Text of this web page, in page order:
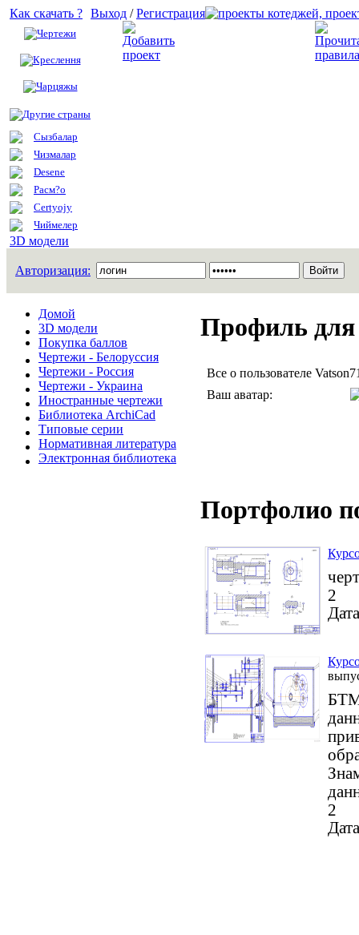
Как скачать ?
Чертежи
Креслення
Чарцяжы
Другие страны
Сызбалар
Чизмалар
Desene
Расм?о
Certyojy
Чиймелер
3D модели
Выход /Регистрация
Авторизация:
Домой
3D модели
Покупка баллов
Чертежи - Белоруссия
Чертежи - Россия
Чертежи - Украина
Иностранные чертежи
Библиотека ArchiCad
Типовые серии
Нормативная литература
Электронная библиотека
Профиль для
Все о пользователе
Ваш аватар:
Портфолио
2
2